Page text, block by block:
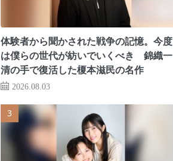
体験者から聞かされた戦争の記憶。今度
は僕らの世代が紡いでいくべき 錦織一
清の手で復活した榎本滋民の名作
2026.08.03